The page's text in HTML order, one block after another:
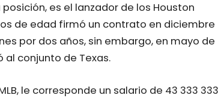
es el lanzador de los Houston
de edad firmó un contrato en diciembre
por dos años, sin embargo, en mayo de
al conjunto de Texas.
le corresponde un salario de 43 333 333